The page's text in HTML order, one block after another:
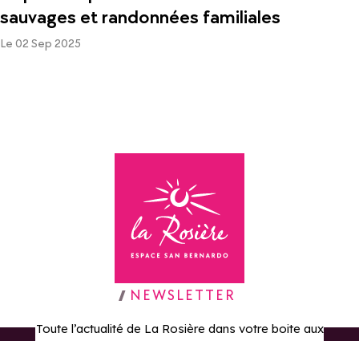
sauvages et randonnées familiales
Le 02 Sep 2025
Retour à la page d'accueil
NEWSLETTER
Toute l’actualité de La Rosière dans votre boite aux